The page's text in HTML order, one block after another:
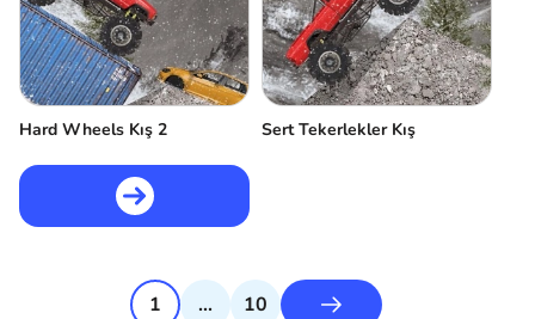
Hard Wheels Kış 2 Sert Tekerlekler Kış
1 ... 10